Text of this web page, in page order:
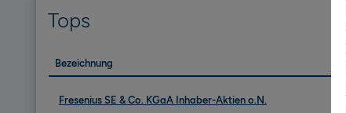
Tops
Bezeichnung
Fresenius SE & Co. KGaA Inhaber-Aktien o.N.